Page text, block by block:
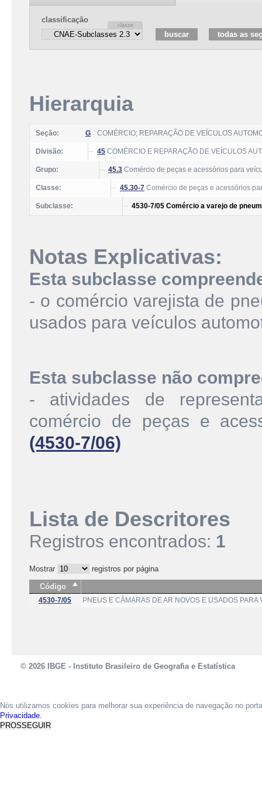
classificação
Hierarquia
Seção: G COMÉRCIO; REPARAÇÃO DE VEÍCULOS
Divisão: 45 COMÉRCIO E REPARAÇÃO DE VEÍCULOS
Grupo: 45.3 Comércio de peças e acessórios para
Classe: 45.30-7 Comércio de peças e acessórios
Subclasse: 4530-7/05 Comércio a varejo de
Notas Explicativas:
Esta subclasse
- o comércio varejista de
usados para veículos
Esta subclasse não
- atividades de
comércio de peças e
(4530-7/06)
Lista de Descritores
Registros encontrados: 1
Mostrar
registros por página
Código
4530-7/05 PNEUS E CÂMARAS DE AR NOVOS E USADOS
© 2026 IBGE - Instituto Brasileiro de Geografia e Estatística
Nós utilizamos cookies para melhorar sua experiência de navegação no
Privacidade.
PROSSEGUIR